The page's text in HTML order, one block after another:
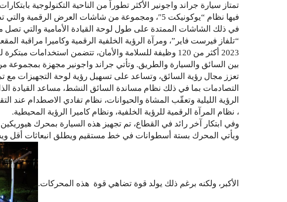
تمتاز سيارة جراند واجونير الأكثر تطوراً من الناحية التكنولوجية
“تلفاز فيرست فاير”، ومرآة الرؤية الخلفية الرقمية وكاميرا مراقبة
2023 أكثر من 120 وظيفة للسلامة والأمان، تتضمن
بين السائق والسيارة والطريق. وتأتي جراند واجونير مجهزة بمجموعة
تعزز مجال رؤية السائق، وتساعد على تسهيل رؤية لوحة التجهيزات
التصادمات بما في ذلك نظام مساندة السائق النشط، مساعد القيادة
الرؤية الليلية وتعقّب المشاة والحيوانات، نظام تفادي الاصطدام
، نظام المرآة الرقمية للرؤية الخلفية، ونظام كاميرا الرؤية المحيطية.
ويأتي المحرك بستة أسطوانات في خط مستقيم ويطلق انبعاثات أقل
الأكبر، ولكنه برغم ذلك يولد قوة تضاهي قوة هذه المحركات.